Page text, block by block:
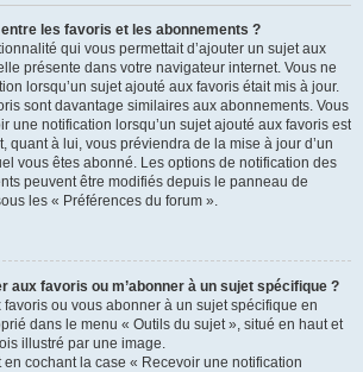
les favoris et les abonnements ?
qui vous permettait d’ajouter un sujet aux
présente dans votre navigateur internet. Vous ne
lorsqu’un sujet ajouté aux favoris était mis à jour.
sont davantage similaires aux abonnements. Vous
une notification lorsqu’un sujet ajouté aux favoris est
quant à lui, vous préviendra de la mise à jour d’un
vous êtes abonné. Les options de notification des
peuvent être modifiés depuis le panneau de
les « Préférences du forum ».
aux favoris ou m’abonner à un sujet spécifique ?
ou vous abonner à un sujet spécifique en
dans le menu « Outils du sujet », situé en haut et
illustré par une image.
en cochant la case « Recevoir une notification